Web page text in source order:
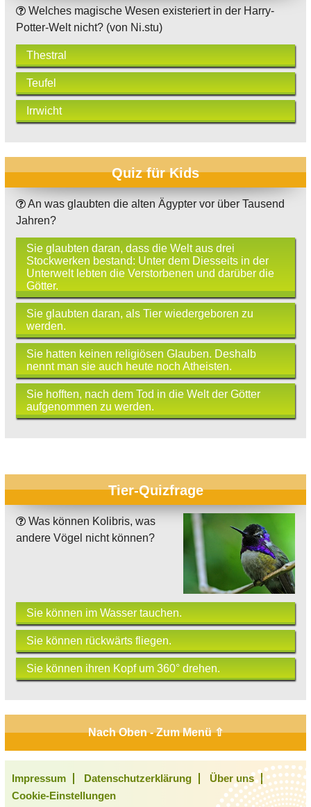
Welches magische Wesen existeriert in der Harry-
Potter-Welt nicht? (von Ni.stu)
Thestral
Teufel
Irrwicht
Quiz für Kids
An was glaubten die alten Ägypter vor über Tausend
Jahren?
Sie glaubten daran, dass die Welt aus drei
Stockwerken bestand: Unter dem Diesseits in der
Unterwelt lebten die Verstorbenen und darüber die
Götter.
Sie glaubten daran, als Tier wiedergeboren zu
werden.
Sie hatten keinen religiösen Glauben. Deshalb
nennt man sie auch heute noch Atheisten.
Sie hofften, nach dem Tod in die Welt der Götter
aufgenommen zu werden.
Tier-Quizfrage
Was können Kolibris, was
andere Vögel nicht können?
Sie können im Wasser tauchen.
Sie können rückwärts fliegen.
Sie können ihren Kopf um 360° drehen.
Nach Oben - Zum Menü ⇧
Impressum Datenschutzerklärung
Über uns
Cookie-Einstellungen